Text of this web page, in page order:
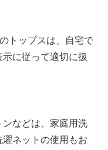
トップスは、自宅で
に従って適切に扱
などは、家庭用洗
ネットの使用もお